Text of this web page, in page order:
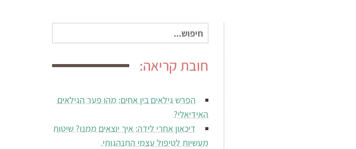
חיפוש
עבור:
חובת קריאה:
הפרש גילאים בין אחים: מהו פער הגילאים
האידיאלי?
דיכאון אחרי לידה: איך יוצאים ממנו? שיטות
מעשיות לטיפול עצמי התנהגותי.